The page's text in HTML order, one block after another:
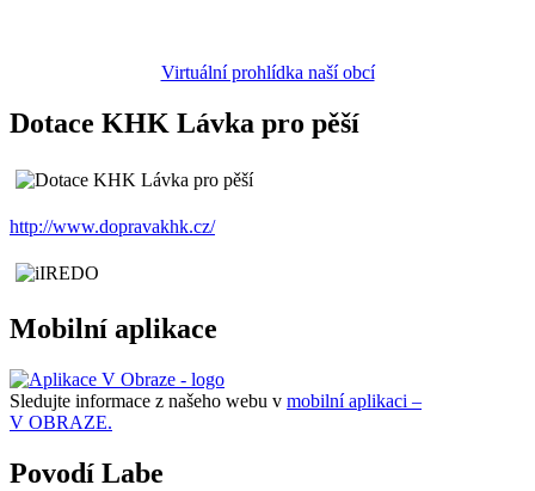
Virtuální prohlídka naší obcí
Dotace KHK Lávka pro pěší
http://www.dopravakhk.cz/
Mobilní aplikace
Sledujte informace z našeho webu v mobilní aplikaci –
V OBRAZE.
Povodí Labe